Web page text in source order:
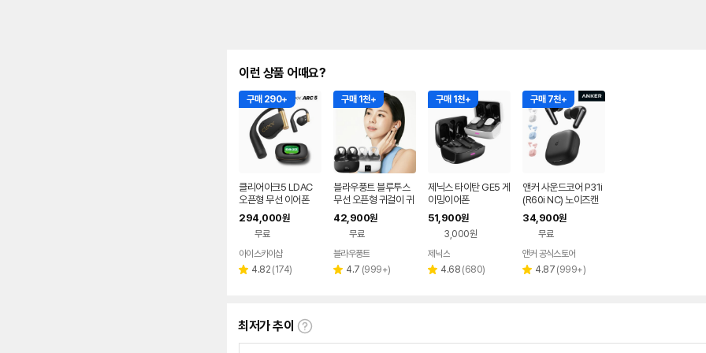
이런 상품 어때요?
구매 290+
클리어아크5 LDAC
오픈형 무선 이어폰
294,000원
무료
페이
아이스카이샵
별 4.82 리
(174)
구매 1천+
블라우풍트 블루투스
무선 오픈형 귀걸이 귀
찌형 이어폰 귀걸이형
이어클립 러닝 귀찌이
어폰
42,900원
무료
페이
블라우풍트
별 4.7 리
(999+)
구매 1천+
제닉스 타이탄 GE5 게
이밍이어폰
51,900원
3,000원
페이
제닉스
별 4.68 리
(680)
구매 7천+
앤커 사운드코어 P31i
(R60i NC) 노이즈캔
슬링 무선 블루투스 이
어폰 D1202
34,900원
무료
앤커 공식스토어
별 4.87 리
(999+)
최저가 추이
최